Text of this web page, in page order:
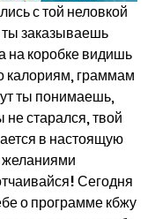
с той неловкой
ты заказываешь
на коробке видишь
калориям, граммам
ты понимаешь,
не старался, твой
в настоящую
Сегодня
о программе кбжу